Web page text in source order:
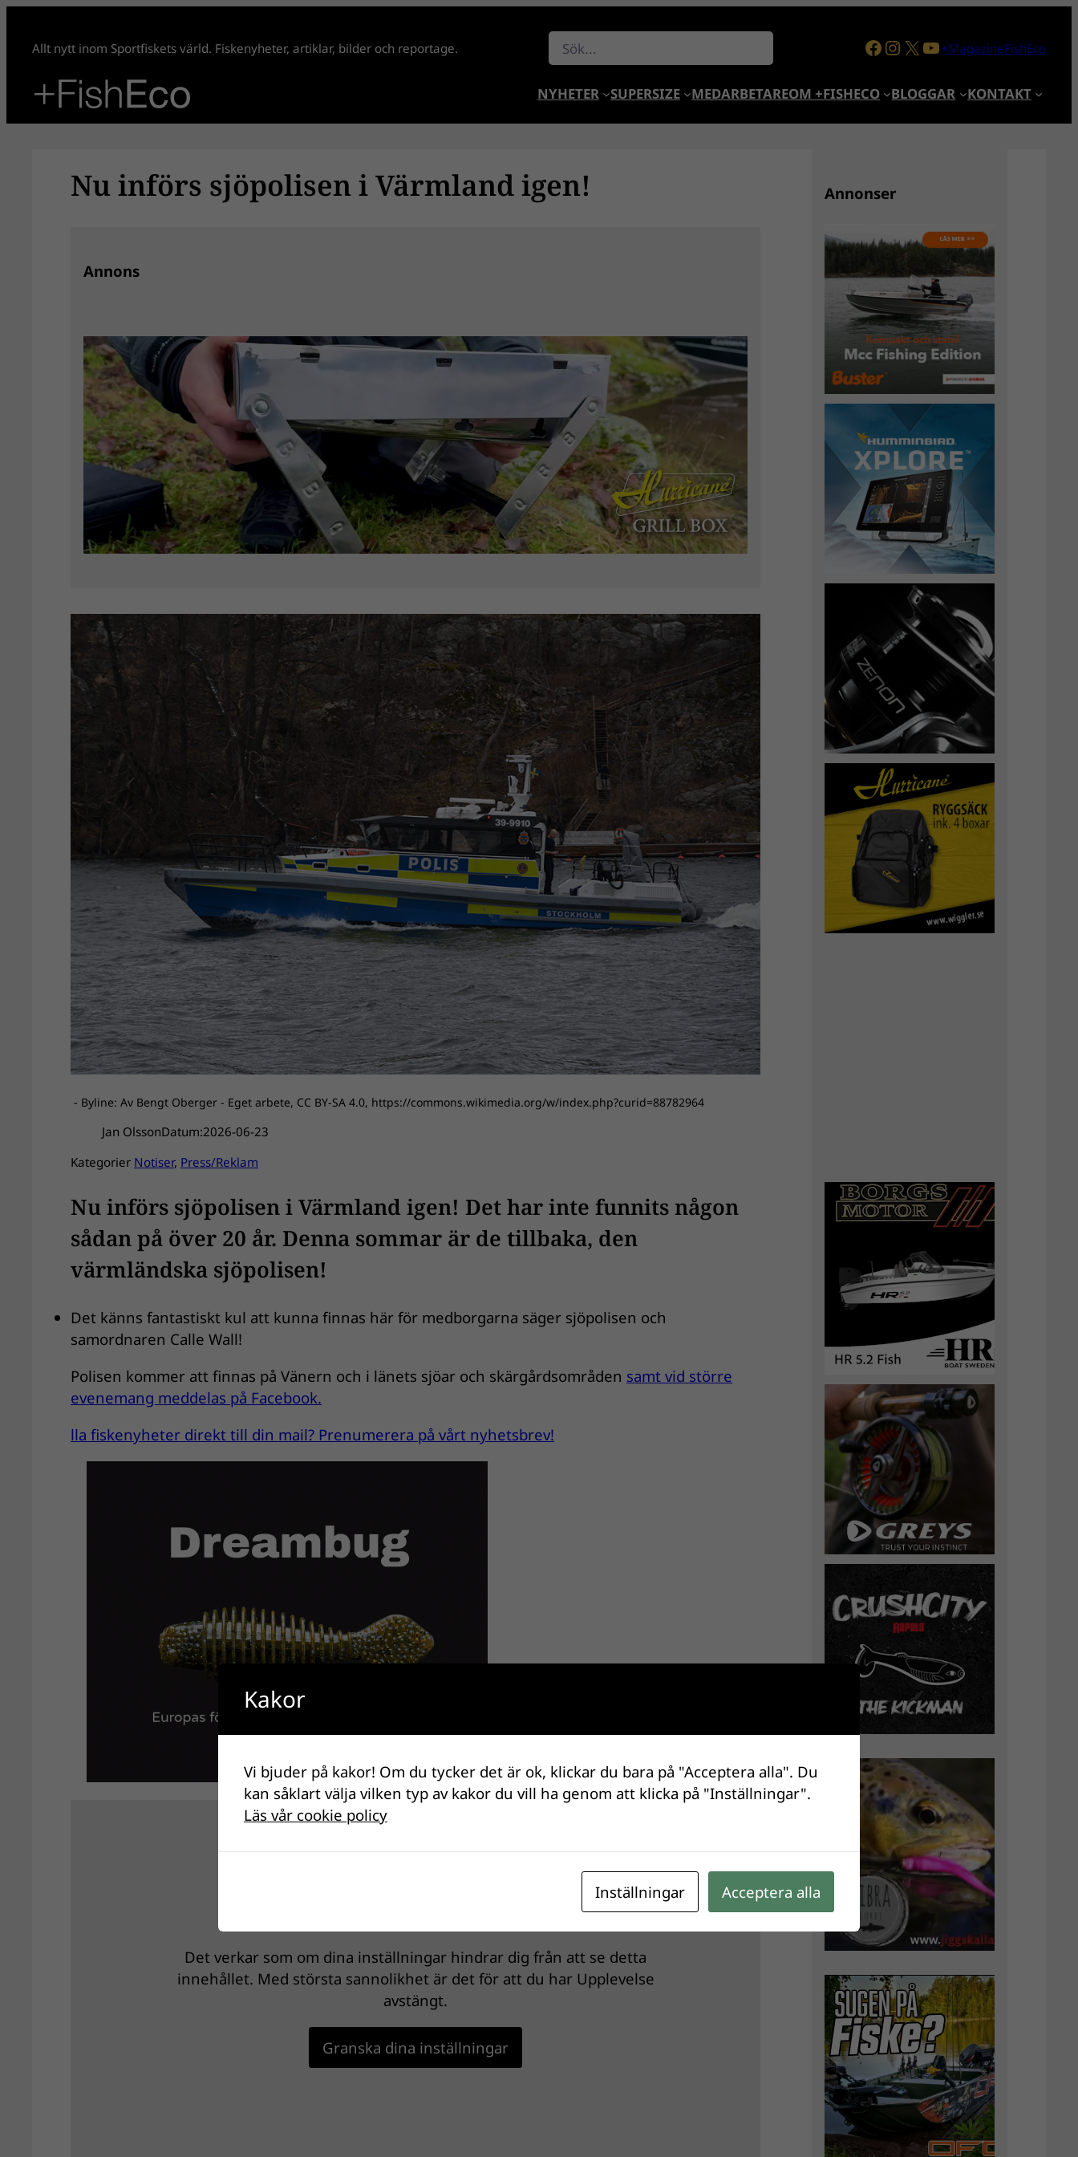
innehåll
Allt nytt inom Sportfiskets värld. Fiskenyheter, artiklar, bilder och reportage. Sök Facebook
Instagram
X YouTube
+MagazineFishEco
NYHETER SUPERSIZE MEDARBETAREOM +FISHECO BLOGGAR KONTAKT
Nu införs sjöpolisen i Värmland igen!
Annons
- Byline: Av Bengt Oberger - Eget arbete, CC BY-SA 4.0, https://commons.wikimedia.org/w/index.php?curid=88782964
Jan OlssonDatum:2026-06-23
Kategorier Notiser, Press/Reklam
Nu införs sjöpolisen i Värmland igen! Det har inte funnits någon
sådan på över 20 år. Denna sommar är de tillbaka, den
värmländska sjöpolisen!
Det känns fantastiskt kul att kunna finnas här för medborgarna säger sjöpolisen och
samordnaren Calle Wall!
Polisen kommer att finnas på Vänern och i länets sjöar och skärgårdsområden samt vid större
evenemang meddelas på Facebook.
lla fiskenyheter direkt till din mail? Prenumerera på vårt nyhetsbrev!
Det verkar som om dina inställningar hindrar dig från att se detta
innehållet. Med största sannolikhet är det för att du har Upplevelse
avstängt.
Granska dina inställningar
Annonser
Kakor
Vi bjuder på kakor! Om du tycker det är ok, klickar du bara på "Acceptera alla". Du
kan såklart välja vilken typ av kakor du vill ha genom att klicka på "Inställningar".
Läs vår cookie policy
Inställningar Acceptera alla